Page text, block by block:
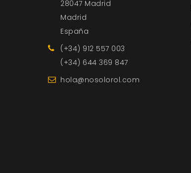
28047 Madrid
Madrid
España
(+34) 912 557 003
(+34) 644 369 847
hola@nosolorol.com